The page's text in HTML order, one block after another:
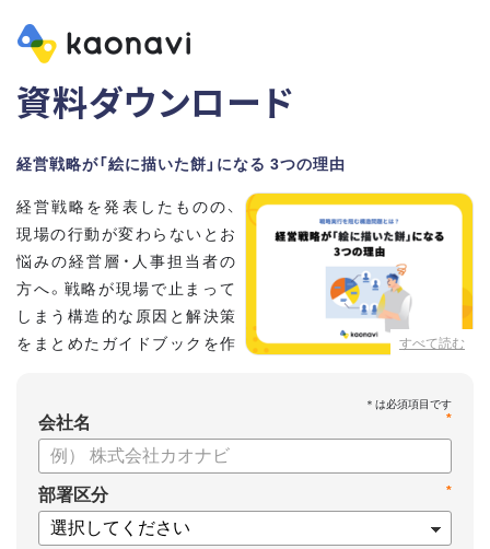
資料ダウンロード
経営戦略が「絵に描いた餅」になる 3つの理由
すべて読む
経営戦略を発表したものの、
現場の行動が変わらないとお
悩みの経営層・人事担当者の
方へ。戦略が現場で止まって
しまう構造的な原因と解決策
をまとめたガイドブックを作
本資料では、自律的に戦略を実行できる組織づくりのステップ
と、タレントマネジメントの視点から具体的なアプローチをお
届けします 。
【資料の内容】
・経営戦略が「絵に描いた餅」になる3つの理由
*
会社名
*
部署区分